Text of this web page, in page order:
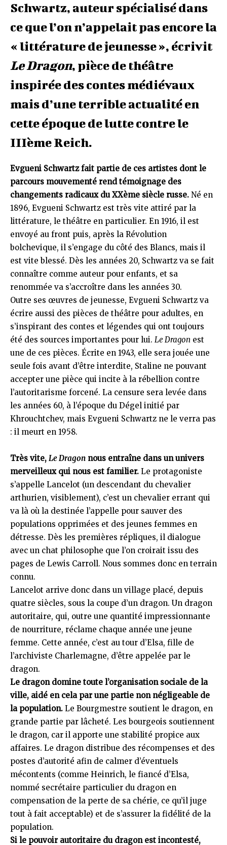
Schwartz, auteur spécialisé dans
ce que l’on n’appelait pas encore la
« littérature de jeunesse », écrivit
Le Dragon, pièce de théâtre
inspirée des contes médiévaux
mais d’une terrible actualité en
cette époque de lutte contre le
IIIème Reich.
Evgueni Schwartz fait partie de ces artistes dont le
parcours mouvementé rend témoignage des
changements radicaux du XXème siècle russe. Né en
1896, Evgueni Schwartz est très vite attiré par la
littérature, le théâtre en particulier. En 1916, il est
envoyé au front puis, après la Révolution
bolchevique, il s’engage du côté des Blancs, mais il
est vite blessé. Dès les années 20, Schwartz va se fait
connaître comme auteur pour enfants, et sa
renommée va s’accroître dans les années 30.
Outre ses œuvres de jeunesse, Evgueni Schwartz va
écrire aussi des pièces de théâtre pour adultes, en
s’inspirant des contes et légendes qui ont toujours
été des sources importantes pour lui. Le Dragon est
une de ces pièces. Écrite en 1943, elle sera jouée une
seule fois avant d’être interdite, Staline ne pouvant
accepter une pièce qui incite à la rébellion contre
l’autoritarisme forcené. La censure sera levée dans
les années 60, à l’époque du Dégel initié par
Khrouchtchev, mais Evgueni Schwartz ne le verra pas
: il meurt en 1958.
Très vite, Le Dragon nous entraîne dans un univers
merveilleux qui nous est familier. Le protagoniste
s’appelle Lancelot (un descendant du chevalier
arthurien, visiblement), c’est un chevalier errant qui
va là où la destinée l’appelle pour sauver des
populations opprimées et des jeunes femmes en
détresse. Dès les premières répliques, il dialogue
avec un chat philosophe que l’on croirait issu des
pages de Lewis Carroll. Nous sommes donc en terrain
connu.
Lancelot arrive donc dans un village placé, depuis
quatre siècles, sous la coupe d’un dragon. Un dragon
autoritaire, qui, outre une quantité impressionnante
de nourriture, réclame chaque année une jeune
femme. Cette année, c’est au tour d’Elsa, fille de
l’archiviste Charlemagne, d’être appelée par le
dragon.
Le dragon domine toute l’organisation sociale de la
ville, aidé en cela par une partie non négligeable de
la population. Le Bourgmestre soutient le dragon, en
grande partie par lâcheté. Les bourgeois soutiennent
le dragon, car il apporte une stabilité propice aux
affaires. Le dragon distribue des récompenses et des
postes d’autorité afin de calmer d’éventuels
mécontents (comme Heinrich, le fiancé d’Elsa,
nommé secrétaire particulier du dragon en
compensation de la perte de sa chérie, ce qu’il juge
tout à fait acceptable) et de s’assurer la fidélité de la
population.
Si le pouvoir autoritaire du dragon est incontesté,